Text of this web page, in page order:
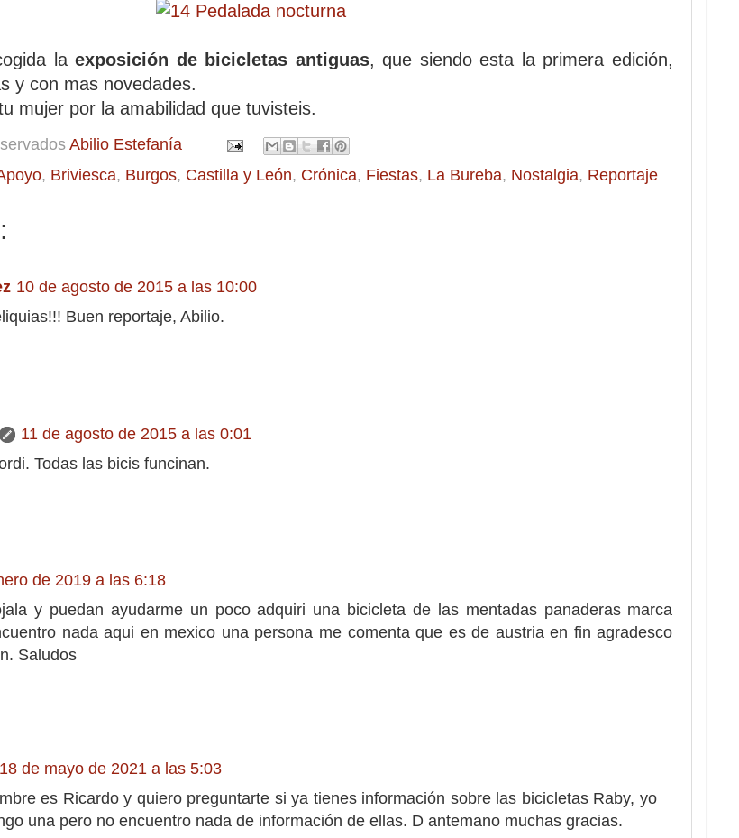
laexposición de bicicletas antiguas, que siendo esta la primera edición,
y con mas novedades.
mujer por la amabilidad que tuvisteis.
Abilio Estefanía
, Briviesca, Burgos, Castilla y León, Crónica, Fiestas, La Bureba, Nostalgia, Reportaje
10 de agosto de 2015 a las 10:00
Buen reportaje, Abilio.
11 de agosto de 2015 a las 0:01
Todas las bicis funcinan.
de 2019 a las 6:18
y puedan ayudarme un poco adquiri una bicicleta de las mentadas panaderas marca
nada aqui en mexico una persona me comenta que es de austria en fin agradesco
Saludos
18 de mayo de 2021 a las 5:03
es Ricardo y quiero preguntarte si ya tienes información sobre las bicicletas Raby, yo
una pero no encuentro nada de información de ellas. D antemano muchas gracias.